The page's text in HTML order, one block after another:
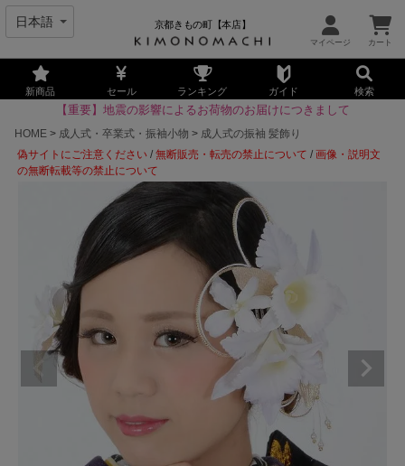
京都きもの町【本店】
新商品 セール ランキング ガイド 検索
【重要】地震の影響によるお荷物のお届けにつきまして
HOME
成人式・卒業式・振袖小物
成人式の振袖 髪飾り
偽サイトにご注意ください /無断販売・転売の禁止について /画像・説明文
の無断転載等の禁止について